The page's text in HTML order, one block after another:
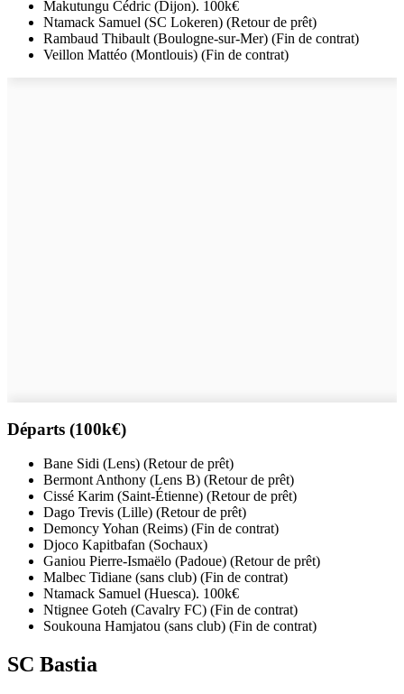
Makutungu Cédric (Dijon). 100k€
Ntamack Samuel (SC Lokeren) (Retour de prêt)
Rambaud Thibault (Boulogne-sur-Mer) (Fin de contrat)
Veillon Mattéo (Montlouis) (Fin de contrat)
Départs (100k€)
Bane Sidi (Lens) (Retour de prêt)
Bermont Anthony (Lens B) (Retour de prêt)
Cissé Karim (Saint-Étienne) (Retour de prêt)
Dago Trevis (Lille) (Retour de prêt)
Demoncy Yohan (Reims) (Fin de contrat)
Djoco Kapitbafan (Sochaux)
Ganiou Pierre-Ismaëlo (Padoue) (Retour de prêt)
Malbec Tidiane (sans club) (Fin de contrat)
Ntamack Samuel (Huesca). 100k€
Ntignee Goteh (Cavalry FC) (Fin de contrat)
Soukouna Hamjatou (sans club) (Fin de contrat)
SC Bastia